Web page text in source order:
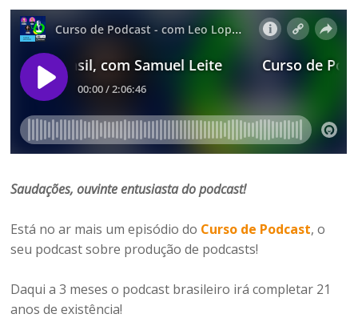
Saudações, ouvinte entusiasta do podcast!
Está no ar mais um episódio do Curso de Podcast, o
seu podcast sobre produção de podcasts!
Daqui a 3 meses o podcast brasileiro irá completar 21
anos de existência!